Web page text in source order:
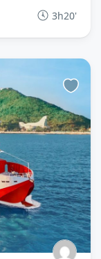
3h20'